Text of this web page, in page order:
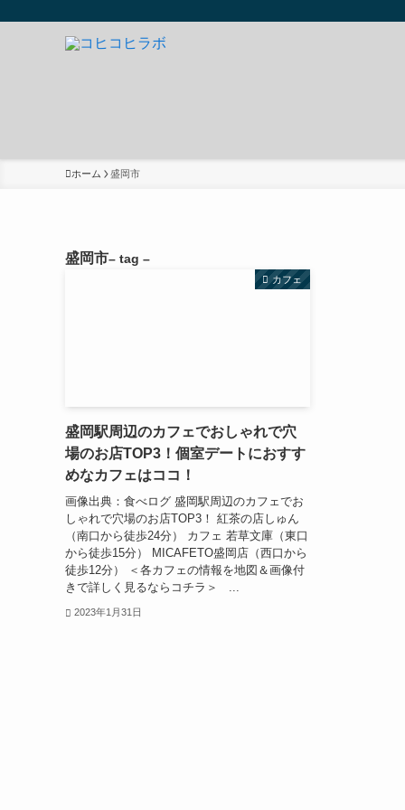
ホーム 盛岡市
盛岡市– tag –
カフェ
盛岡駅周辺のカフェでおしゃれで穴
場のお店TOP3！個室デートにおすす
めなカフェはココ！
画像出典：食べログ 盛岡駅周辺のカフェでお
しゃれで穴場のお店TOP3！ 紅茶の店しゅん
（南口から徒歩24分） カフェ 若草文庫（東口
から徒歩15分） MICAFETO盛岡店（西口から
徒歩12分） ＜各カフェの情報を地図＆画像付
きで詳しく見るならコチラ＞ ...
2023年1月31日